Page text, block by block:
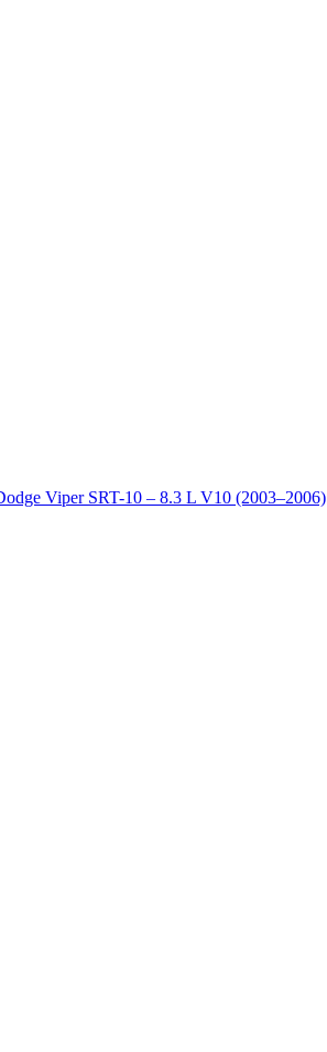
Viper SRT-10 – 8.3 L V10 (2003–2006)